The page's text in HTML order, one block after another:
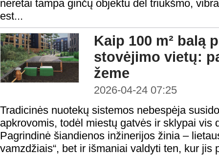
neretai tampa ginčų objektu dėl triukšmo,
est...
Kaip 100 m² balą
stovėjimo vietų:
žeme
2026-04-24 07:25
Tradicinės nuotekų sistemos nebespėja
apkrovomis, todėl miestų gatvės ir sklypai vis
Pagrindinė šiandienos inžinerijos žinia –
vamzdžiais“, bet ir išmaniai valdyti ten, kur jis